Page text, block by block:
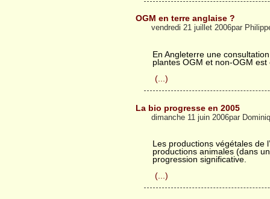
OGM en terre anglaise ?
vendredi 21 juillet 2006par
En Angleterre une
plantes OGM et non-OGM est
(...)
La bio progresse en 2005
dimanche 11 juin 2006par
Les productions végétales de
productions animales (dans
progression significative.
(...)